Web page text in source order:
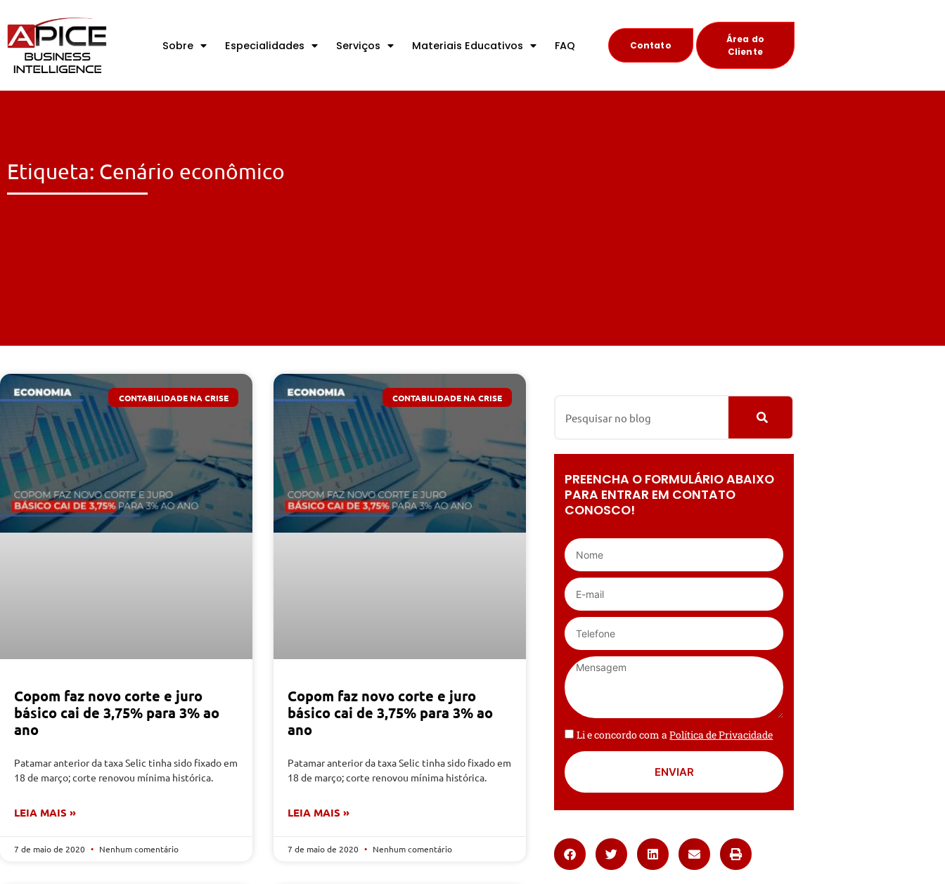
Sobre Especialidades Serviços Materiais Educativos FAQ Contato
Área do
Cliente
Etiqueta: Cenário econômico
CONTABILIDADE NA CRISE
Copom faz novo corte e juro
básico cai de 3,75% para 3% ao
ano
Patamar anterior da taxa Selic tinha sido fixado em
18 de março; corte renovou mínima histórica.
LEIA MAIS »
7 de maio de 2020 Nenhum comentário
CONTABILIDADE NA CRISE
Copom faz novo corte e juro
básico cai de 3,75% para 3% ao
ano
Patamar anterior da taxa Selic tinha sido fixado em
18 de março; corte renovou mínima histórica.
LEIA MAIS »
7 de maio de 2020 Nenhum comentário
PREENCHA O FORMULÁRIO ABAIXO
PARA ENTRAR EM CONTATO
CONOSCO!
Li e concordo com aPolítica de Privacidade
ENVIAR